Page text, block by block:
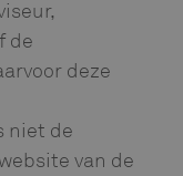
de
deze
niet de
van de